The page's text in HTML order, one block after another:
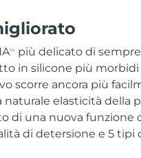
TM
più delicato di
in silicone più morbidi
scorre ancora più
naturale elasticità della
di una nuova funzione
di detersione e 5 tipi